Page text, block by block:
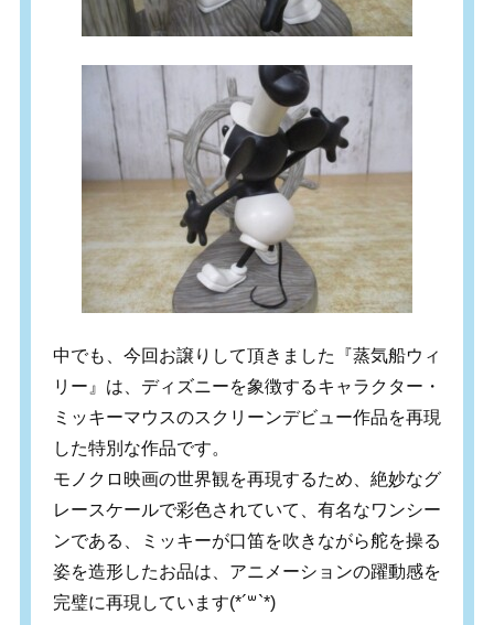
中でも、今回お譲りして頂きました『蒸気船ウィ
リー』は、ディズニーを象徴するキャラクター・
ミッキーマウスのスクリーンデビュー作品を再現
した特別な作品です。
モノクロ映画の世界観を再現するため、絶妙なグ
レースケールで彩色されていて、有名なワンシー
ンである、ミッキーが口笛を吹きながら舵を操る
姿を造形したお品は、アニメーションの躍動感を
完璧に再現しています(*´꒳`*)